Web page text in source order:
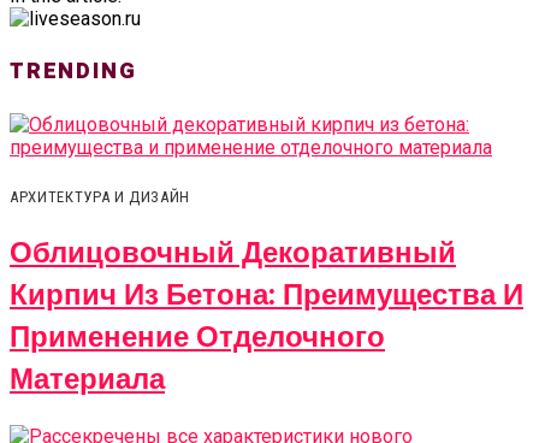
TRENDING
АРХИТЕКТУРА И ДИЗАЙН
Облицовочный Декоративный
Кирпич Из Бетона: Преимущества И
Применение Отделочного
Материала